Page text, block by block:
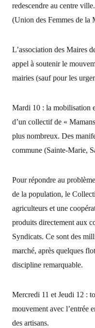
redescendre au centre
(Union des Femmes de la
L’association des Maires
appel à soutenir le
mairies (sauf pour les
Mardi 10 : la mobilisation
d’un collectif de «
plus nombreux. Des
commune (Sainte-Marie,
Pour répondre au
de la population, le
agriculteurs et une
produits directement aux
Syndicats. Ce sont des
marché, après quelques
discipline remarquable.
Mercredi 11 et Jeudi 12 :
mouvement avec l’entrée
des artisans.